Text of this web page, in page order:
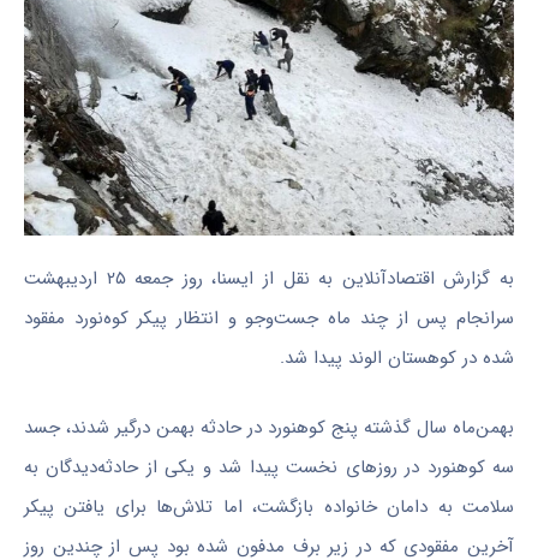
به گزارش اقتصادآنلاین به نقل از ایسنا، روز جمعه ۲۵ اردیبهشت
سرانجام پس از چند ماه جست‌و‌جو و انتظار پیکر کوه‌نورد مفقود
شده در کوهستان الوند پیدا شد.
بهمن‌ماه سال گذشته پنج کوهنورد در حادثه بهمن درگیر شدند، جسد
سه کوهنورد در روز‌های نخست پیدا شد و یکی از حادثه‌دیدگان به
سلامت به دامان خانواده بازگشت، اما تلاش‌ها برای یافتن پیکر
آخرین مفقودی که در زیر برف مدفون شده بود پس از چندین روز